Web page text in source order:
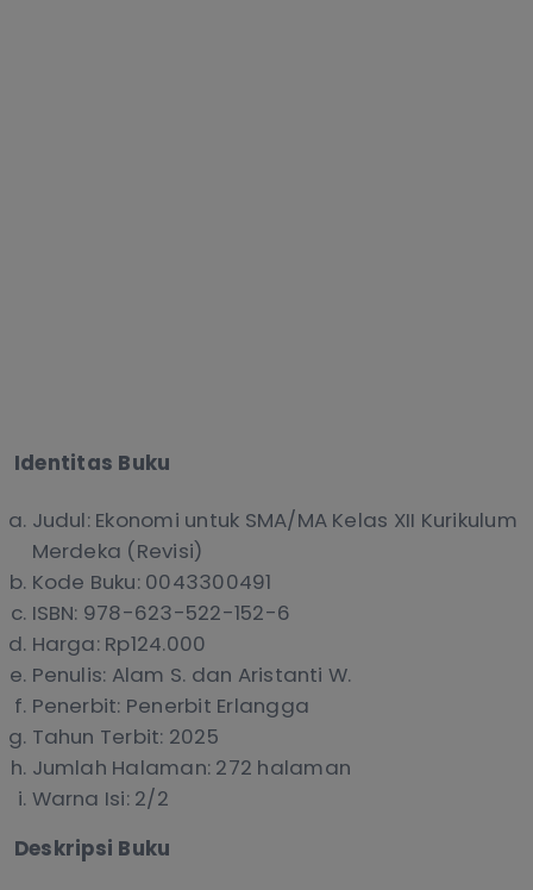
Identitas Buku
Judul: Ekonomi untuk SMA/MA Kelas XII Kurikulum
Merdeka (Revisi)
Kode Buku: 0043300491
ISBN: 978-623-522-152-6
Harga: Rp124.000
Penulis: Alam S. dan Aristanti W.
Penerbit: Penerbit Erlangga
Tahun Terbit: 2025
Jumlah Halaman: 272 halaman
Warna Isi: 2/2
Deskripsi Buku